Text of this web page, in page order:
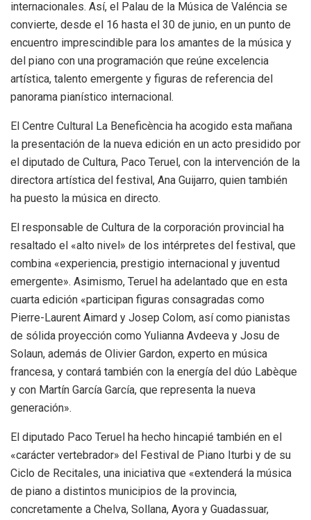
internacionales. Así, el Palau de la Música de Valéncia se
convierte, desde el 16 hasta el 30 de junio, en un punto de
encuentro imprescindible para los amantes de la música y
del piano con una programación que reúne excelencia
artística, talento emergente y figuras de referencia del
panorama pianístico internacional.
El Centre Cultural La Beneficència ha acogido esta mañana
la presentación de la nueva edición en un acto presidido por
el diputado de Cultura, Paco Teruel, con la intervención de la
directora artística del festival, Ana Guijarro, quien también
ha puesto la música en directo.
El responsable de Cultura de la corporación provincial ha
resaltado el «alto nivel» de los intérpretes del festival, que
combina «experiencia, prestigio internacional y juventud
emergente». Asimismo, Teruel ha adelantado que en esta
cuarta edición «participan figuras consagradas como
Pierre-Laurent Aimard y Josep Colom, así como pianistas
de sólida proyección como Yulianna Avdeeva y Josu de
Solaun, además de Olivier Gardon, experto en música
francesa, y contará también con la energía del dúo Labèque
y con Martín García García, que representa la nueva
generación».
El diputado Paco Teruel ha hecho hincapié también en el
«carácter vertebrador» del Festival de Piano Iturbi y de su
Ciclo de Recitales, una iniciativa que «extenderá la música
de piano a distintos municipios de la provincia,
concretamente a Chelva, Sollana, Ayora y Guadassuar,